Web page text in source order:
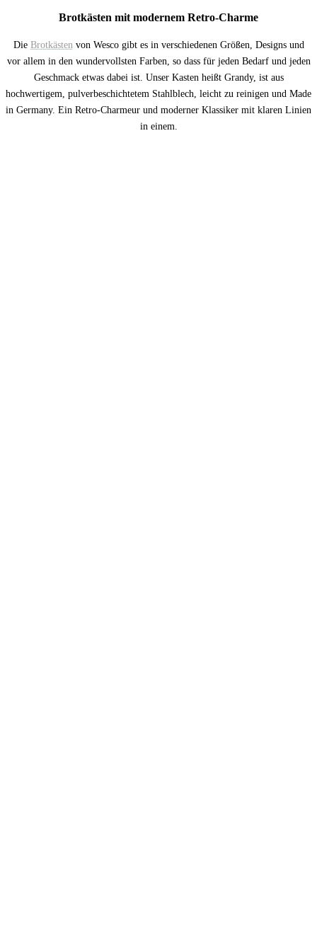
Brotkästen mit modernem Retro-Charme
Die Brotkästenvon Wesco gibt es in verschiedenen Größen, Designs und
vor allem in den wundervollsten Farben, so dass für jeden Bedarf und jeden
Geschmack etwas dabei ist. Unser Kasten heißt Grandy, ist aus
hochwertigem, pulverbeschichtetem Stahlblech, leicht zu reinigen und Made
in Germany. Ein Retro-Charmeur und moderner Klassiker mit klaren Linien
in einem.